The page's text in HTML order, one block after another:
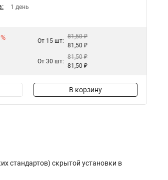
1 день
От 15 шт:
81,50 ₽
81,50 ₽
От 30 шт:
81,50 ₽
81,50 ₽
В корзину
стандартов) скрытой установки в